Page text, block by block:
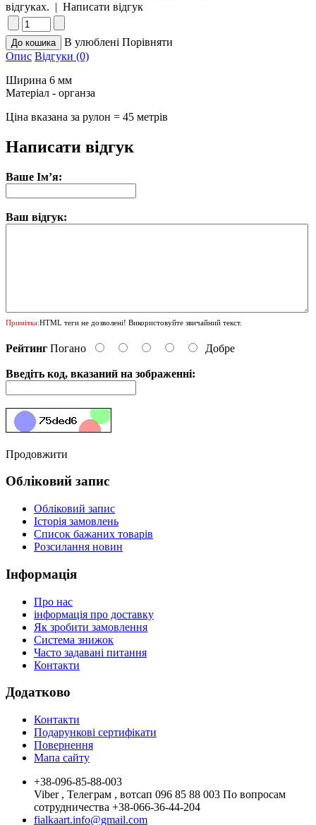
відгуках. | Написати відгук
В улюблені Порівняти
Опис Відгуки (0)
Ширина 6 мм
Матеріал - органза
Ціна вказана за рулон = 45 метрів
Написати відгук
Ваше Ім’я:
Ваш відгук:
Примітка:HTML теги не дозволені! Використовуйте звичайний текст.
Рейтинг Погано Добре
Введіть код, вказаний на зображенні:
Продовжити
Обліковий запис
Обліковий запис
Історія замовлень
Список бажаних товарів
Розсилання новин
Інформація
Про нас
інформація про доставку
Як зробити замовлення
Система знижок
Часто задавані питання
Контакти
Додатково
Контакти
Подарункові сертифікати
Повернення
Мапа сайту
+38-096-85-88-003
Viber , Телеграм , вотсап 096 85 88 003 По вопросам
сотрудничества +38-066-36-44-204
fialkaart.info@gmail.com